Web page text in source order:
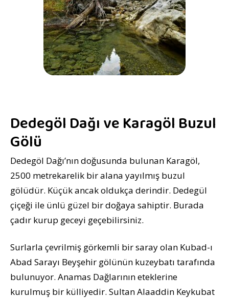
Dedegöl Dağı ve Karagöl Buzul
Gölü
Dedegöl Dağı’nın doğusunda bulunan Karagöl,
2500 metrekarelik bir alana yayılmış buzul
gölüdür. Küçük ancak oldukça derindir. Dedegül
çiçeği ile ünlü güzel bir doğaya sahiptir. Burada
çadır kurup geceyi geçebilirsiniz.
Surlarla çevrilmiş görkemli bir saray olan Kubad-ı
Abad Sarayı Beyşehir gölünün kuzeybatı tarafında
bulunuyor. Anamas Dağlarının eteklerine
kurulmuş bir külliyedir. Sultan Alaaddin Keykubat